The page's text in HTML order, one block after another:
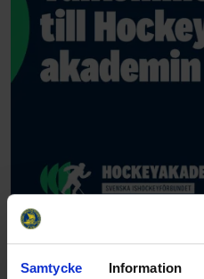
Samtycke Information